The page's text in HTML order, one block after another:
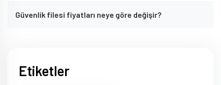
Güvenlik filesi fiyatları neye göre değişir?
Etiketler